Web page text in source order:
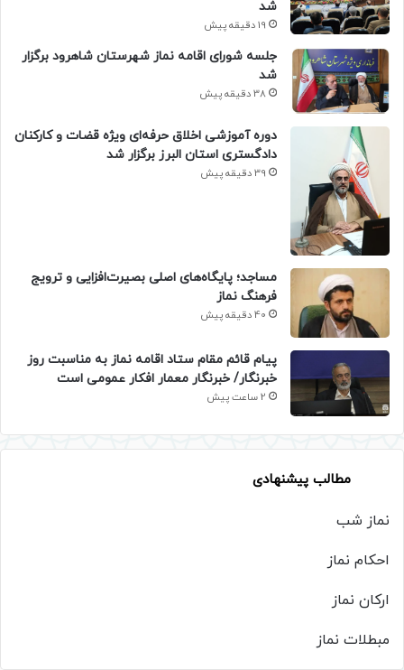
شد
19 دقیقه پیش
جلسه شورای اقامه نماز شهرستان شاهرود برگزار
شد
38 دقیقه پیش
دوره آموزشی اخلاق حرفه‌ای ویژه قضات و کارکنان
دادگستری استان البرز برگزار شد
39 دقیقه پیش
​مساجد؛ پایگاه‌های اصلی بصیرت‌افزایی و ترویج
فرهنگ نماز
40 دقیقه پیش
پیام قائم مقام ستاد اقامه نماز به مناسبت روز
خبرنگار/ خبرنگار معمار افکار عمومی است
2 ساعت پیش
مطالب پیشنهادی
نماز شب
احکام نماز
ارکان نماز
مبطلات نماز